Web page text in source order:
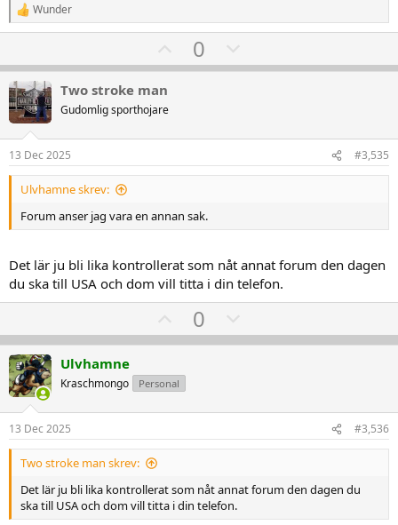
R
e
t
i
o
n
e
r
:
Wunder
U
p
t
0
o
v
t
Two stroke man
Gudomlig sporthojare
13 Dec 2025 #3,535
Ulvhamne skrev:
Forum anser jag vara en annan sak.
Det lär ju bli lika kontrollerat som nåt annat forum den dagen
du ska till USA och dom vill titta i din telefon.
U
p
o
0
o
t
Ulvhamne
Kraschmongo Personal
13 Dec 2025 #3,536
Two stroke man skrev:
Det lär ju bli lika kontrollerat som nåt annat forum den dagen du
ska till USA och dom vill titta i din telefon.